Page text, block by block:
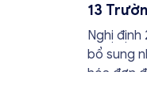
13
điện tử
đủ nội
Nghị
bổ sung
hóa đơn